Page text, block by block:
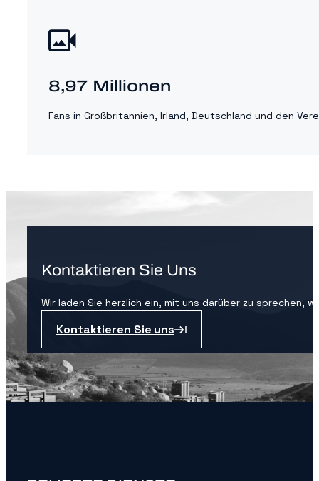
8,97 Millionen
Fans in Großbritannien, Irland, Deutschland und den
Kontaktieren Sie Uns
Wir laden Sie herzlich ein, mit uns darüber zu sprechen,
Kontaktieren Sie uns